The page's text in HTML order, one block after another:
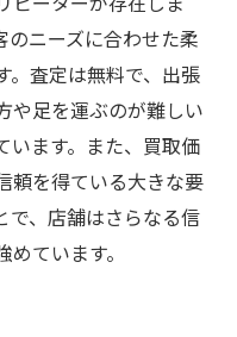
のニーズに合わせた柔
。査定は無料で、出張
や足を運ぶのが難しい
います。また、買取価
頼を得ている大きな要
で、店舗はさらなる信
ています。